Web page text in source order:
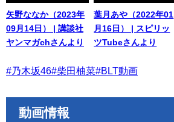
矢野ななか（2023年
09月14日） | 講談社
ヤンマガchさんより
葉月あや（2022年01
月16日） | スピリッ
ツTubeさんより
#乃木坂46#柴田柚菜#BLT動画
動画情報